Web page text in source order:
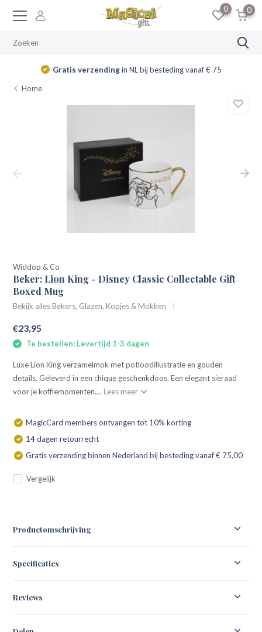
0 0
Gratis verzendingin NL bij besteding vanaf € 75
Home
Widdop & Co
Beker: Lion King - Disney Classic Collectable Gift
Boxed Mug
Bekijk alles Bekers, Glazen, Kopjes & Mokken
€23,95
Te bestellen: Levertijd 1-3 dagen
Luxe Lion King verzamelmok met potloodillustratie en gouden
details. Geleverd in een chique geschenkdoos. Een elegant sieraad
voor je koffiemomenten.... Lees meer
MagicCard members ontvangen tot 10% korting
14 dagen retourrecht
Gratis verzending binnen Nederland bij besteding vanaf € 75,00
Vergelijk
Productomschrijving
Specificaties
Reviews